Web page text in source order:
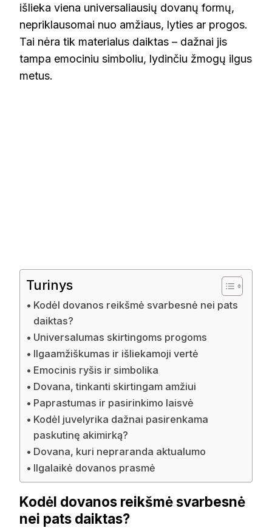
išlieka viena universaliausių dovanų formų,
nepriklausomai nuo amžiaus, lyties ar progos.
Tai nėra tik materialus daiktas – dažnai jis
tampa emociniu simboliu, lydinčiu žmogų ilgus
metus.
Turinys
Kodėl dovanos reikšmė svarbesnė nei pats
daiktas?
Universalumas skirtingoms progoms
Ilgaamžiškumas ir išliekamoji vertė
Emocinis ryšis ir simbolika
Dovana, tinkanti skirtingam amžiui
Paprastumas ir pasirinkimo laisvė
Kodėl juvelyrika dažnai pasirenkama
paskutinę akimirką?
Dovana, kuri nepraranda aktualumo
Ilgalaikė dovanos prasmė
Kodėl dovanos reikšmė svarbesnė
nei pats daiktas?